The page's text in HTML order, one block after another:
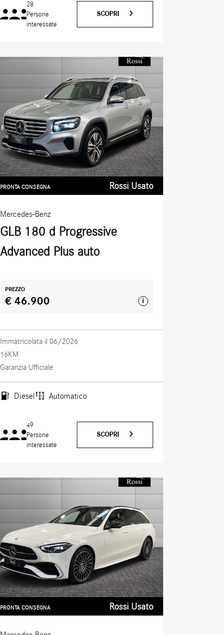
28
Persone
interessate
SCOPRI
Mercedes-Benz
GLB 180 d Progressive
Advanced Plus auto
PRONTA CONSEGNA Rossi Usato
PREZZO
€ 46.900 i
Immatricolata il 06/2026
16KM
Garanzia Ufficiale
Diesel Automatico
49
Persone
interessate
SCOPRI
PRONTA CONSEGNA Rossi Usato